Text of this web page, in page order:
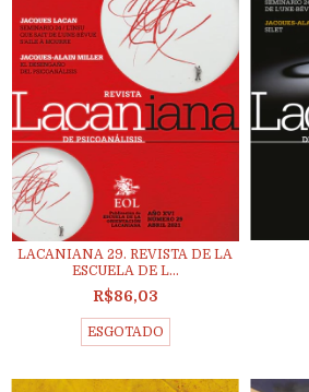
LACANIANA 29. REVISTA DE LA
ESCUELA DE L...
R$86,03
ESGOTADO